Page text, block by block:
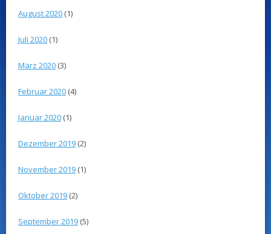
August 2020 (1)
Juli 2020 (1)
März 2020 (3)
Februar 2020 (4)
Januar 2020 (1)
Dezember 2019 (2)
November 2019 (1)
Oktober 2019 (2)
September 2019 (5)